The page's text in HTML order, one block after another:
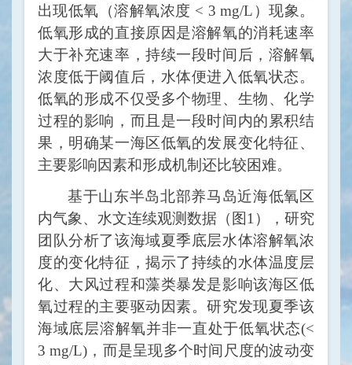
出现低氧（溶解氧浓度 < 3 mg/L ）现象。
低氧形成的直接原因是溶解氧的消耗速率
大于补充速率，持续一段时间后，溶解氧
浓度低于阈值后，水体便进入低氧状态。
低氧的形成不仅受多个物理、生物、化学
过程的影响，而且是一段时间内的累积结
果，明确某一海区低氧的发展变化特征、
主要影响因素和形成机制还比较困难。
基于山东半岛北部养马岛近海低氧区
内气象、水文连续观测数据（图1），研究
团队分析了该海域夏季底层水体溶解氧浓
度的变化特征，揭示了持续的水体温度层
化、大风过程和藻类暴发是影响该海区低
氧过程的主要驱动因素。研究发现夏季该
海域底层溶解氧并非一直处于低氧状态(<
3 mg/L)，而是呈现多个时间尺度的波动变